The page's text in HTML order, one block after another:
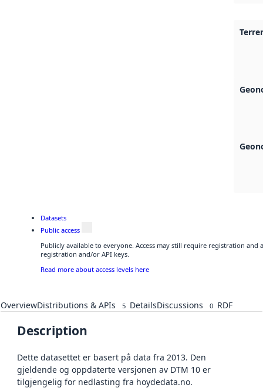
Datasets
Public access
Publicly available to everyone. Access may still require registration and
registration and/or API keys.
Read more about access levels here
OverviewDistributions & APIs 5 DetailsDiscussions 0 RDF
Description
Dette datasettet er basert på data fra 2013. Den
gjeldende og oppdaterte versjonen av DTM 10 er
tilgjengelig for nedlasting fra hoydedata.no.